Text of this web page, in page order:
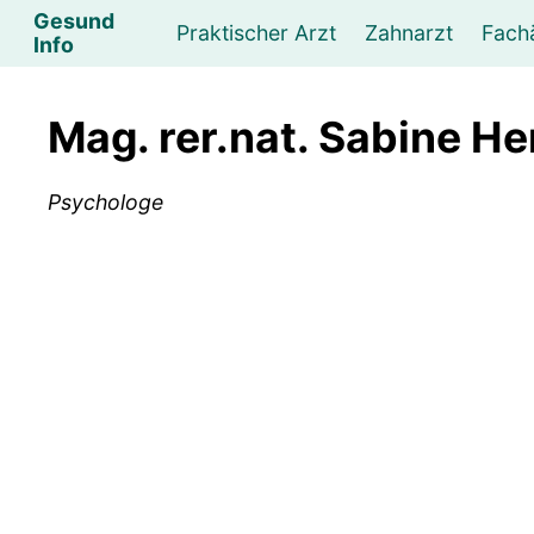
Gesund
Info
Praktischer Arzt Zahnarzt
Mag. rer.nat. Sabine
Psychologe